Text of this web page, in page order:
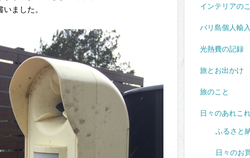
ました。
インテリアの
バリ島個人輸入
光熱費の記録
旅とお出かけ
旅のこと
日々のあれこ
ふるさと
日々のお